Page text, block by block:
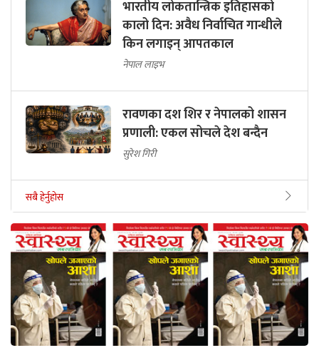
भारतीय लोकतान्त्रिक इतिहासको
कालो दिन: अवैध निर्वाचित गान्धीले
किन लगाइन् आपतकाल
नेपाल लाइभ
रावणका दश शिर र नेपालको शासन
प्रणाली: एकल सोचले देश बन्दैन
सुरेश गिरी
सबै हेर्नुहोस